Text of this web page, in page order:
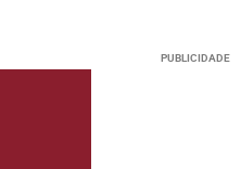
PUBLICIDADE